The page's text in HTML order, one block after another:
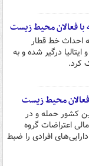
با فعالان محیط‌ زیست
احداث خط قطار
درگیر شده و به
کرد.
فعالان محیط زیست
۱۵ منطقه این کشور حمله و در
اعتراضات گروه
افرادی را ضبط